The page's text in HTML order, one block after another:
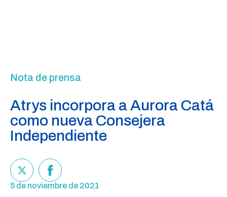
Nota de prensa
Atrys incorpora a Aurora Catá
como nueva Consejera
Independiente
5 de noviembre de 2021